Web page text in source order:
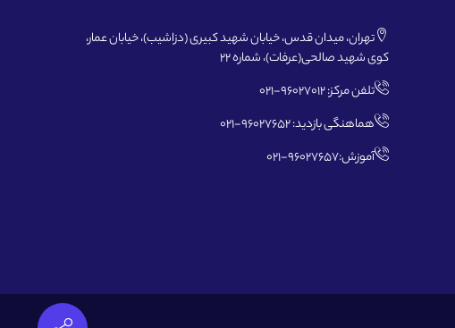
تهران، میدان قدس، خیابان شهید کبیری (دزاشیب)، خیابان عمار،
کوی شهید صالحی(عرفات)، شماره 22
تلفن مرکز: 96027012-021
هماهنگی بازدید: 96027652-021
آموزش:96027657-021